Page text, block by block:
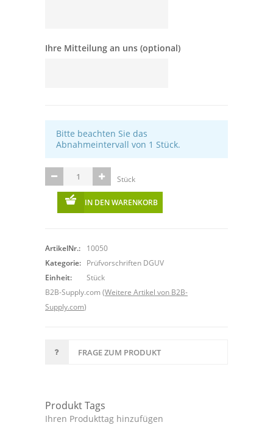
Ihre Mitteilung an uns (optional)
Bitte beachten Sie das
Abnahmeintervall von 1 Stück.
Stück
IN DEN WARENKORB
ArtikelNr.:
10050
Kategorie: Prüfvorschriften DGUV
Einheit:
Stück
B2B-Supply.com (Weitere Artikel von B2B-
Supply.com)
FRAGE ZUM PRODUKT
Produkt Tags
Ihren Produkttag hinzufügen